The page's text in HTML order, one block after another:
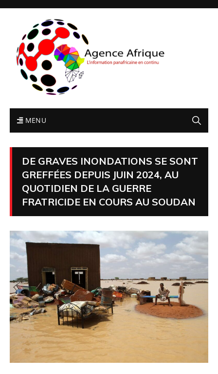
MENU
DE GRAVES INONDATIONS SE SONT
GREFFÉES DEPUIS JUIN 2024, AU
QUOTIDIEN DE LA GUERRE
FRATRICIDE EN COURS AU SOUDAN